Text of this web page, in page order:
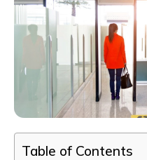
Table of Contents